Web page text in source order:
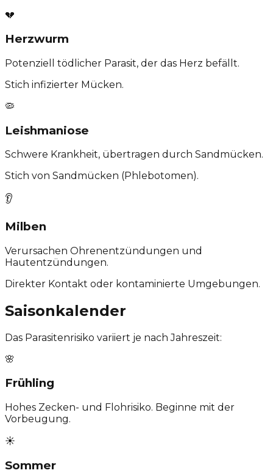
💔
Herzwurm
Potenziell tödlicher Parasit, der das Herz befällt.
Stich infizierter Mücken.
🦠
Leishmaniose
Schwere Krankheit, übertragen durch Sandmücken.
Stich von Sandmücken (Phlebotomen).
👂
Milben
Verursachen Ohrenentzündungen und
Hautentzündungen.
Direkter Kontakt oder kontaminierte Umgebungen.
Saisonkalender
Das Parasitenrisiko variiert je nach Jahreszeit:
🌸
Frühling
Hohes Zecken- und Flohrisiko. Beginne mit der
Vorbeugung.
☀️
Sommer